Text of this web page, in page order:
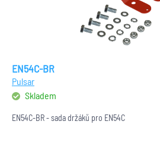
EN54C-BR
Pulsar
Skladem
EN54C-BR - sada držáků pro EN54C